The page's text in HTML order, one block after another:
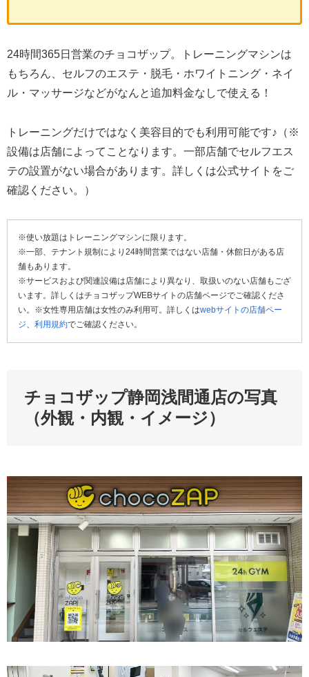
24時間365日営業のチョコザップ。トレーニングマシンは
もちろん、セルフのエステ・脱毛・ホワイトニング・ネイ
ル・マッサージなどがなんと追加料金なしで使える！
トレーニングだけではなく美容目的でも利用可能です♪（※
設備は店舗によってことなります。一部店舗でセルフエス
テの設置がない場合があります。詳しくは公式サイトをご
確認ください。）
※使い放題はトレーニングマシンに限ります。
※一部、テナント規制により24時間営業ではない店舗・休館日がある店
舗もあります。
※サービスおよび関連設備は店舗により異なり、取扱いのない店舗もござ
います。詳しくはチョコザップWEBサイトの店舗ページでご確認くださ
い。※女性専用店舗は女性のみ利用可。詳しくはwebサイトの店舗ペー
ジ、 利用規約でご確認ください。
チョコザップ静岡浅間通店の写真
（外観・内観・イメージ）